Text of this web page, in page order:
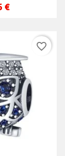
€
favorite_border